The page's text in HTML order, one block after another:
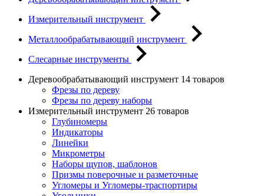
Измерительный инструмент
Металлообрабатывающий инструмент
Слесарные инструменты
Деревообрабатывающий инструмент 14 товаров
Фрезы по дереву
Фрезы по дереву наборы
Измерительный инструмент 26 товаров
Глубиномеры
Индикаторы
Линейки
Микрометры
Наборы щупов, шаблонов
Призмы поверочные и разметочные
Угломеры и Угломеры-траспортиры